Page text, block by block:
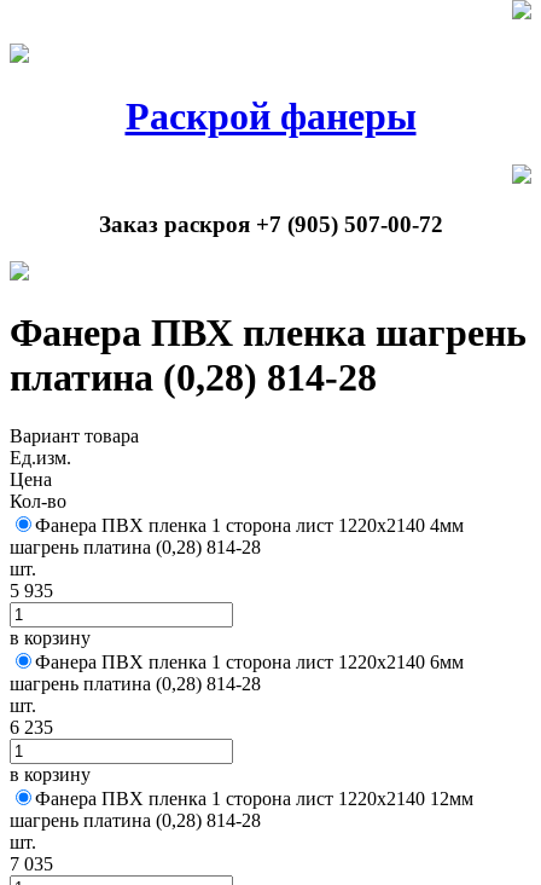
Раскрой фанеры
Заказ раскроя +7 (905) 507-00-72
Фанера ПВХ пленка шагрень
платина (0,28) 814-28
Вариант товара
Ед.изм.
Цена
Кол-во
Фанера ПВХ пленка 1 сторона лист 1220х2140 4мм
шагрень платина (0,28) 814-28
шт.
5 935
в корзину
Фанера ПВХ пленка 1 сторона лист 1220х2140 6мм
шагрень платина (0,28) 814-28
шт.
6 235
в корзину
Фанера ПВХ пленка 1 сторона лист 1220х2140 12мм
шагрень платина (0,28) 814-28
шт.
7 035